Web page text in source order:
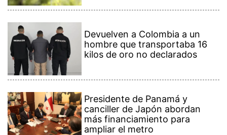
Devuelven a Colombia a un
hombre que transportaba 16
kilos de oro no declarados
Presidente de Panamá y
canciller de Japón abordan
más financiamiento para
ampliar el metro